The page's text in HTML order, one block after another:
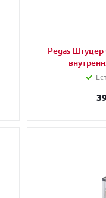
Pegas